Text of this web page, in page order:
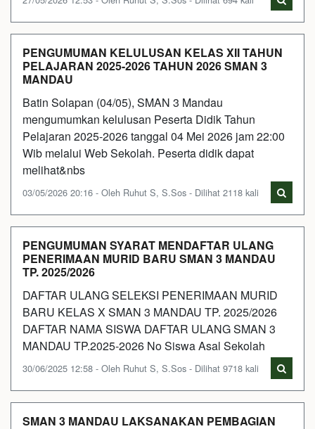
PENGUMUMAN KELULUSAN KELAS XII TAHUN
PELAJARAN 2025-2026 TAHUN 2026 SMAN 3
MANDAU
Batin Solapan (04/05), SMAN 3 Mandau
mengumumkan kelulusan Peserta Didik Tahun
Pelajaran 2025-2026 tanggal 04 Mei 2026 jam 22:00
Wib melalui Web Sekolah. Peserta didik dapat
melihat&nbs
03/05/2026 20:16 - Oleh Ruhut S, S.Sos - Dilihat 2118 kali
PENGUMUMAN SYARAT MENDAFTAR ULANG
PENERIMAAN MURID BARU SMAN 3 MANDAU
TP. 2025/2026
DAFTAR ULANG SELEKSI PENERIMAAN MURID
BARU KELAS X SMAN 3 MANDAU TP. 2025/2026
DAFTAR NAMA SISWA DAFTAR ULANG SMAN 3
MANDAU TP.2025-2026 No Siswa Asal Sekolah
30/06/2025 12:58 - Oleh Ruhut S, S.Sos - Dilihat 9718 kali
SMAN 3 MANDAU LAKSANAKAN PEMBAGIAN